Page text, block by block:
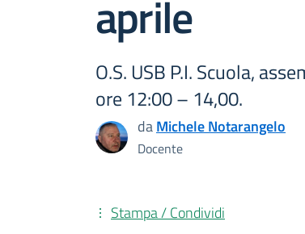
aprile
O.S. USB P.I. Scuola,
ore 12:00 – 14,00.
daMichele Notarangelo
Docente
Stampa / Condividi